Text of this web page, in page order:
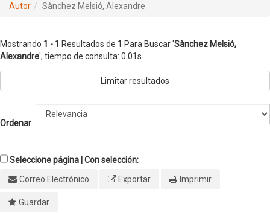
Autor Sànchez Melsió, Alexandre
Mostrando 1 - 1 Resultados de 1 Para Buscar 'Sànchez Melsió,
Alexandre', tiempo de consulta: 0.01s
Limitar resultados
Ordenar
Seleccione página | Con selección:
Correo Electrónico
Exportar Imprimir
Guardar